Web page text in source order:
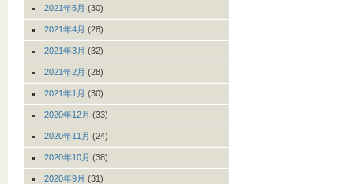
2021年5月 (30)
2021年4月 (28)
2021年3月 (32)
2021年2月 (28)
2021年1月 (30)
2020年12月 (33)
2020年11月 (24)
2020年10月 (38)
2020年9月 (31)